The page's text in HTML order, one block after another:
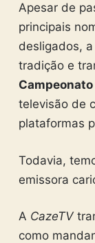
Apesar de
principais
desligados, a
tradição e
televisão de
plataformas
Todavia,
emissora
A CazeTV
como